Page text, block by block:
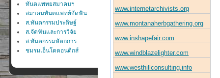
ทันตแพทยสมาคมฯ
สมาคมทันตแพทย์จัดฟัน
ส.ทันตกรรมประดิษฐ์
ส.จัดฟันและการวิจัย
ส.ทันตกรรมหัตถการ
ชมรมเอ็นโดดอนติกส์
www.internetarchivists.org
www.montanaherbgathering.org
www.inshapefair.com
www.windblazelighter.com
www.westhillconsulting.info